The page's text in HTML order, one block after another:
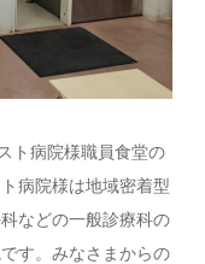
ト病院様職員食堂の
病院様は地域密着型
などの一般診療科の
す。みなさまからの